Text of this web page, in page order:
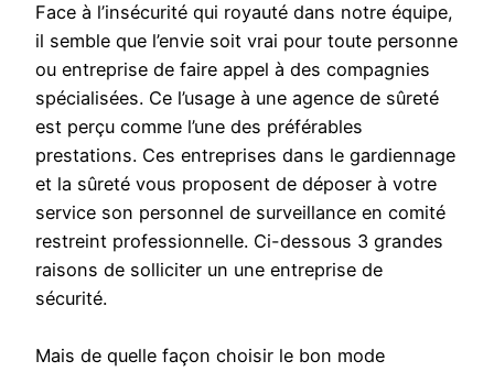
Face à l’insécurité qui royauté dans notre équipe,
il semble que l’envie soit vrai pour toute personne
ou entreprise de faire appel à des compagnies
spécialisées. Ce l’usage à une agence de sûreté
est perçu comme l’une des préférables
prestations. Ces entreprises dans le gardiennage
et la sûreté vous proposent de déposer à votre
service son personnel de surveillance en comité
restreint professionnelle. Ci-dessous 3 grandes
raisons de solliciter un une entreprise de
sécurité.
Mais de quelle façon choisir le bon mode